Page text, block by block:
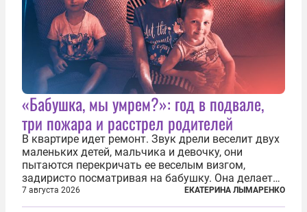
«Бабушка, мы умрем?»: год в подвале,
три пожара и расстрел родителей
В квартире идет ремонт. Звук дрели веселит двух
маленьких детей, мальчика и девочку, они
пытаются перекричать ее веселым визгом,
задиристо посматривая на бабушку. Она делает
им замечание, но внуки чувствуют, что она
сердится невсерьез. И это правда: дрель, конечно,
7 августа 2026 ЕКАТЕРИНА ЛЫМАРЕНКО